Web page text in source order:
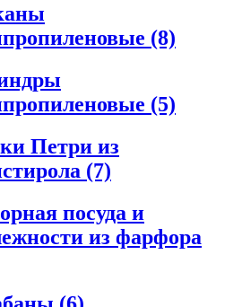
(8)
(5)
Петри из
(7)
посуда и
из фарфора